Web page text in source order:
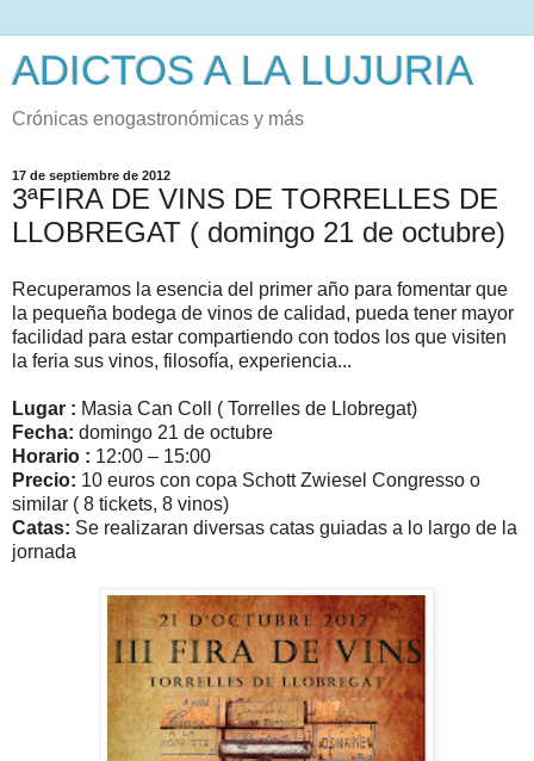
ADICTOS A LA LUJURIA
Crónicas enogastronómicas y más
17 de septiembre de 2012
3ªFIRA DE VINS DE TORRELLES DE
LLOBREGAT ( domingo 21 de octubre)
Recuperamos la esencia del primer año para fomentar que
la pequeña bodega de vinos de calidad, pueda tener mayor
facilidad para estar compartiendo con todos los que visiten
la feria sus vinos, filosofía, experiencia...
Lugar : Masia Can Coll ( Torrelles de Llobregat)
Fecha: domingo 21 de octubre
Horario : 12:00 – 15:00
Precio: 10 euros con copa Schott Zwiesel Congresso o
similar ( 8 tickets, 8 vinos)
Catas: Se realizaran diversas catas guiadas a lo largo de la
jornada